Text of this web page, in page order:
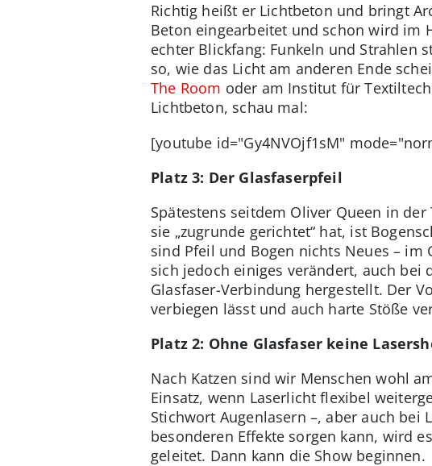
Richtig heißt er Lichtbeton und bringt
Beton eingearbeitet und schon wird im
echter Blickfang: Funkeln und Strahlen
so, wie das Licht am anderen Ende
The Room oder am Institut für
Lichtbeton, schau mal:
[youtube id="Gy4NVOjf1sM"
Platz 3: Der Glasfaserpfeil
Spätestens seitdem Oliver Queen in
sie „zugrunde gerichtet“ hat, ist
sind Pfeil und Bogen nichts Neues – im
sich jedoch einiges verändert, auch bei
Glasfaser-Verbindung hergestellt. Der
verbiegen lässt und auch harte Stöße
Platz 2: Ohne Glasfaser keine
Nach Katzen sind wir Menschen wohl
Einsatz, wenn Laserlicht flexibel
Stichwort Augenlasern –, aber auch bei
besonderen Effekte sorgen kann, wird
geleitet. Dann kann die Show beginnen.